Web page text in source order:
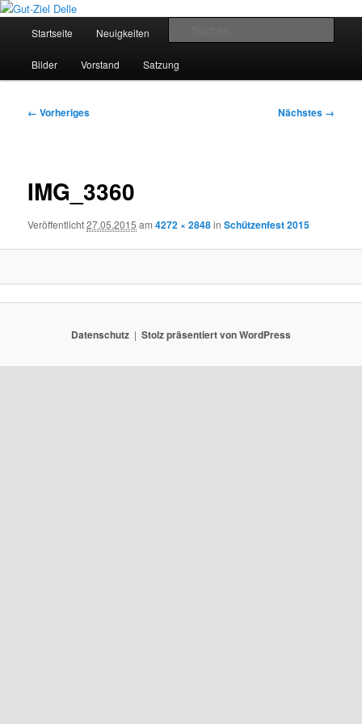
Zum
springenGut-Ziel Delle
Schützenverein Breckerfeld
Startseite Neuigkeiten
Bilder Vorstand Satzung
Bilder-
← Vorheriges Nächstes →
IMG_3360
Veröffentlicht27.05.2015 am4272 × 2848inSchützenfest 2015
Datenschutz Stolz präsentiert von WordPress